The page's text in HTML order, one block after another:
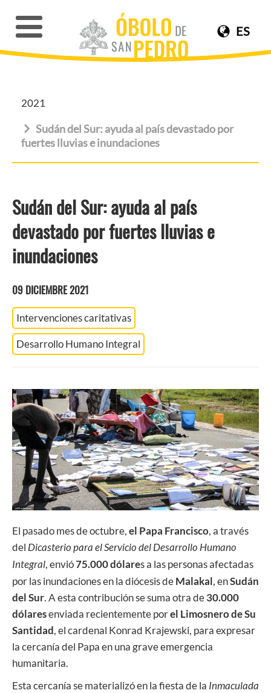
ES
2021
Sudán del Sur: ayuda al país devastado por
fuertes lluvias e inundaciones
Sudán del Sur: ayuda al país
devastado por fuertes lluvias e
inundaciones
09 DICIEMBRE 2021
Intervenciones caritativas
Desarrollo Humano Integral
El pasado mes de octubre, el Papa Francisco, a través
del Dicasterio para el Servicio del Desarrollo Humano
Integral, envió75.000 dólares a las personas afectadas
por las inundaciones en la diócesis de Malakal , enSudán
del Sur. A esta contribución se suma otra de 30.000
dólaresenviada recientemente porel Limosnero de Su
Santidad , el cardenal Konrad Krajewski, para expresar
la cercanía del Papa en una grave emergencia
humanitaria.
Esta cercanía se materializó en la fiesta de la Inmaculada